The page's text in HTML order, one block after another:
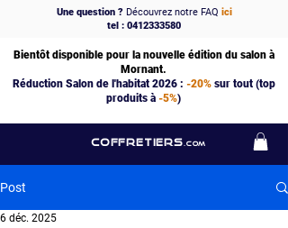
COFFRETIERS .COM
Une question ?Découvrez notre FAQ ici
tel : 0412333580
Bientôt disponible pour la nouvelle édition du salon à
Mornant.
Réduction Salon de l'habitat 2026 : -20%sur tout (top
produits à -5%)
Post
6 déc. 2025